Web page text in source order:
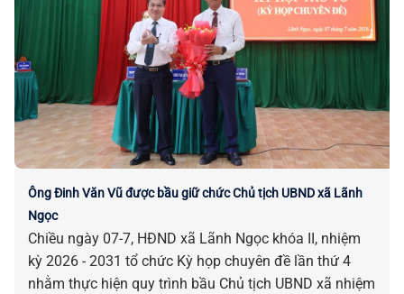
Ông Đinh Văn Vũ được bầu giữ chức Chủ tịch UBND xã Lãnh
Ngọc
Chiều ngày 07-7, HĐND xã Lãnh Ngọc khóa II, nhiệm
kỳ 2026 - 2031 tổ chức Kỳ họp chuyên đề lần thứ 4
nhằm thực hiện quy trình bầu Chủ tịch UBND xã nhiệm